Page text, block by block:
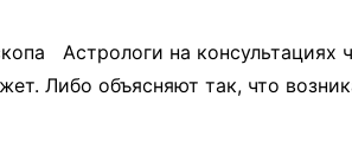
Астрологи на консультациях
Либо объясняют так, что